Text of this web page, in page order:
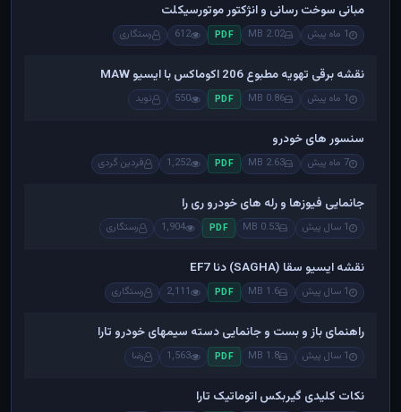
مبانی سوخت رسانی و انژکتور موتورسیکلت
1 ماه پیش 2.02 MB
PDF
612 رستگاری
نقشه برقی تهویه مطبوع 206 اکوماکس با ایسیو MAW
1 ماه پیش 0.86 MB
PDF
550 نوید
سنسور های خودرو
7 ماه پیش 2.63 MB
PDF
1,252 فردین گردی
جانمایی فیوزها و رله های خودرو ری را
1 سال پیش 0.53 MB
PDF
1,904 رستگاری
نقشه ایسیو سقا (SAGHA) دنا EF7
1 سال پیش 1.6 MB
PDF
2,111 رستگاری
راهنمای باز و بست و جانمایی دسته سیمهای خودرو تارا
1 سال پیش 1.8 MB
PDF
1,563 رضا
نکات کلیدی گیربکس اتوماتیک تارا